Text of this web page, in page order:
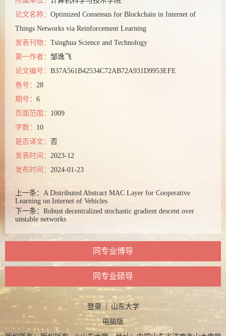
论文名称： Optimized Consensus for Blockchain in Internet of
Things Networks via Reinforcement Learning
发表刊物： Tsinghua Science and Technology
第一作者： 邹逸飞
论文编号： B37A561B42534C72AB72A931D9953EFE
卷号： 28
期号： 6
页面范围： 1009
字数： 10
是否译文： 否
发表时间： 2023-12
发布时间： 2024-01-23
上一条： A Distributed Abstract MAC Layer for Cooperative
Learning on Internet of Vehicles
下一条： Robust decentralized stochastic gradient descent over
unstable networks
同专业博导
同专业硕导
登录|山东大学
电脑版